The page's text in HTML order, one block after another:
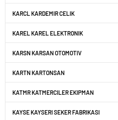
KARCL KARDEMIR CELIK
KAREL KAREL ELEKTRONIK
KARSN KARSAN OTOMOTIV
KARTN KARTONSAN
KATMR KATMERCILER EKIPMAN
KAYSE KAYSERI SEKER FABRIKASI